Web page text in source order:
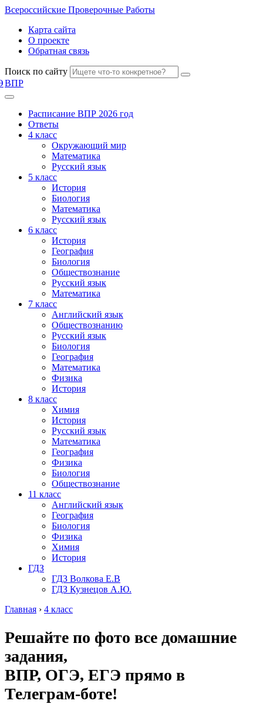
Всероссийские Проверочные Работы
Карта сайта
О проекте
Обратная связь
Поиск по сайту
ВПР
Расписание ВПР 2026 год
Ответы
4 класс
Окружающий мир
Математика
Русский язык
5 класс
История
Биология
Математика
Русский язык
6 класс
История
География
Биология
Обществознание
Русский язык
Математика
7 класс
Английский язык
Обществознанию
Русский язык
Биология
География
Математика
Физика
История
8 класс
Химия
История
Русский язык
Математика
География
Физика
Биология
Обществознание
11 класс
Английский язык
География
Биология
Физика
Химия
История
ГДЗ
ГДЗ Волкова Е.В
ГДЗ Кузнецов А.Ю.
Главная › 4 класс
Решайте по фото все домашние
задания,
ВПР, ОГЭ, ЕГЭ прямо в
Телеграм-боте!